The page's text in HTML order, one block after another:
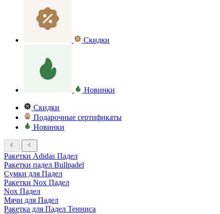
Скидки
Новинки
Скидки
Подарочные сертификаты
Новинки
Ракетки Adidas Падел
Ракетки падел Bullpadel
Сумки для Падел
Ракетки Nox Падел
Nox Падел
Мячи для Падел
Ракетка для Падел Тенниса